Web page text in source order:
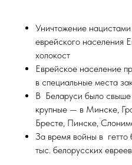
Уничтожение
еврейского населения
холокост
Еврейское население
в специальные места
В Беларуси было свыше
крупные — в Минске,
Бресте, Пинске,
За время войны в
тыс. белорусских евреев